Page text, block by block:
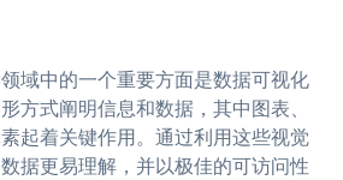
域中的一个重要方面是数据可视化
方式阐明信息和数据，其中图表、
起着关键作用。通过利用这些视觉
据更易理解，并以极佳的可访问性